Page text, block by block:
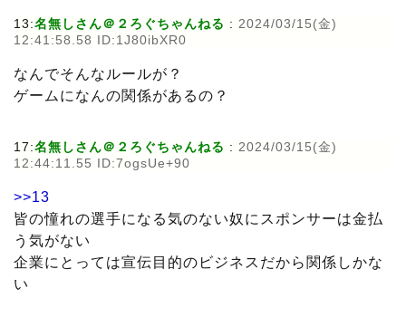
13:名無しさん＠２ろぐちゃんねる : 2024/03/15(金)
12:41:58.58 ID:1J80ibXR0
なんでそんなルールが？
ゲームになんの関係があるの？
17:名無しさん＠２ろぐちゃんねる : 2024/03/15(金)
12:44:11.55 ID:7ogsUe+90
>>13
皆の憧れの選手になる気のない奴にスポンサーは金払
う気がない
企業にとっては宣伝目的のビジネスだから関係しかな
い